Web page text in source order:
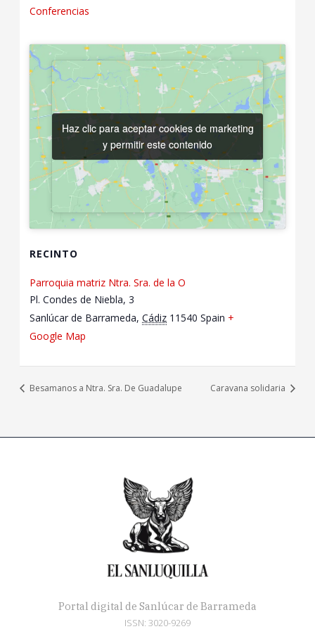
Conferencias
RECINTO
Parroquia matriz Ntra. Sra. de la O
Pl. Condes de Niebla, 3
Sanlúcar de Barrameda, Cádiz 11540 Spain +
Google Map
Haz clic para aceptar cookies de marketing
y permitir este contenido
Haz clic para aceptar cookies de marketing
y permitir este contenido
Besamanos a Ntra. Sra. De Guadalupe Caravana solidaria
Portal digital de Sanlúcar de Barrameda
ISSN: 3020-9269